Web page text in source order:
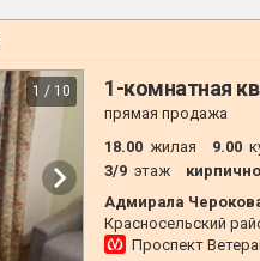
1 / 10 1-комнатная
прямая продажа
18.00 жилая 9.00
3/9 этаж
Адмирала
Красносельский
Проспект